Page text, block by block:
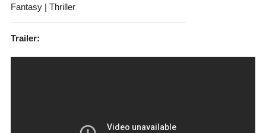
Fantasy | Thriller
Trailer: